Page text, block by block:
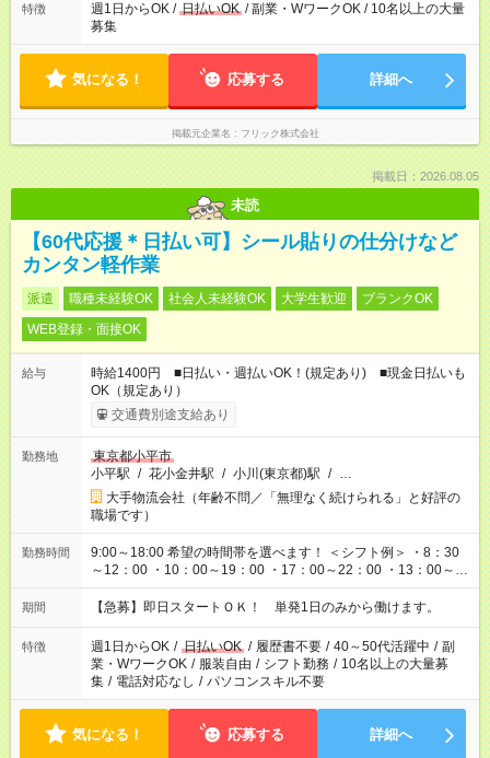
特徴 週1日からOK / 日払いOK / 副業・WワークOK / 10名以上の大量
募集
気になる！ 応募する 詳細へ
掲載元企業名 フリック株式会社
掲載日：2026.08.05
未読
【60代応援＊日払い可】シール貼りの仕分けなど
カンタン軽作業
派遣 職種未経験OK 社会人未経験OK 大学生歓迎
ブランクOK
WEB登録・面接OK
給与
時給1400円 ■日払い・週払いOK！(規定あり) ■現金日払いも
OK（規定あり）
交通費別途支給あり
勤務地
東京都小平市
小平駅 / 花小金井駅 / 小川(東京都)駅 / …
大手物流会社（年齢不問／「無理なく続けられる」と好評の
職場です）
勤務時間
9:00～18:00 希望の時間帯を選べます！ ＜シフト例＞ ・8：30
～12：00 ・10：00～19：00 ・17：00～22：00 ・13：00～
22：00 ・22：00～翌6：00 など
期間 【急募】即日スタートＯＫ！ 単発1日のみから働けます。
特徴 週1日からOK / 日払いOK / 履歴書不要 / 40～50代活躍中 / 副
業・WワークOK / 服装自由 / シフト勤務 / 10名以上の大量募
集 / 電話対応なし / パソコンスキル不要
気になる！ 応募する 詳細へ